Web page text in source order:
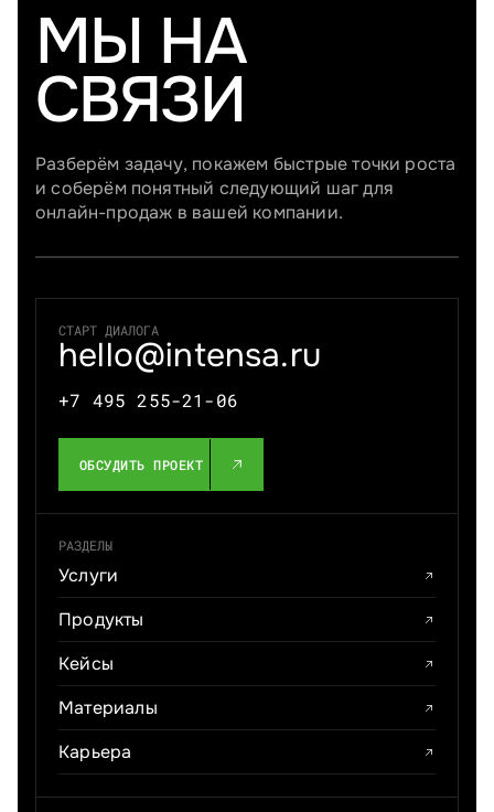
МЫ НА
СВЯЗИ
Разберём задачу, покажем быстрые точки роста
и соберём понятный следующий шаг для
онлайн-продаж в вашей компании.
СТАРТ ДИАЛОГА
hello@intensa.ru
+7 495 255-21-06
ОБСУДИТЬ ПРОЕКТ
РАЗДЕЛЫ
Услуги
Продукты
Кейсы
Материалы
Карьера